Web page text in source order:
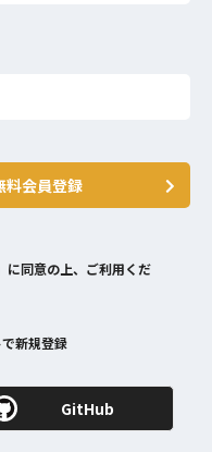
料会員登録
に同意の上、ご利用くだ
新規登録
GitHub